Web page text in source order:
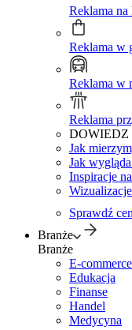
Reklama na
Reklama w
Reklama w
Reklama
DOWIEDZ
Jak
Jak
Inspiracje
Sprawdź
Branże
Branże
E-commerce
Edukacja
Finanse
Handel
Medycyna